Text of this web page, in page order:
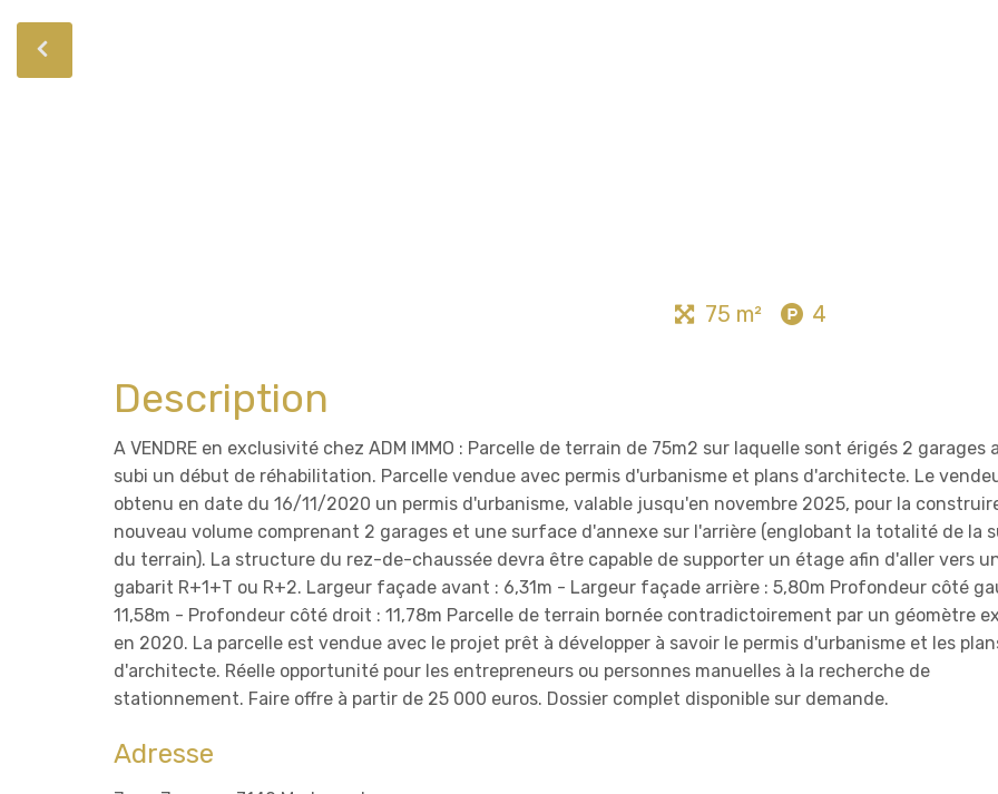
75 m² 4
Description
A VENDRE en exclusivité chez ADM IMMO : Parcelle de terrain de 75m2 sur laquelle sont érigés 2 garages
subi un début de réhabilitation. Parcelle vendue avec permis d'urbanisme et plans d'architecte. Le
obtenu en date du 16/11/2020 un permis d'urbanisme, valable jusqu'en novembre 2025, pour la
nouveau volume comprenant 2 garages et une surface d'annexe sur l'arrière (englobant la totalité de la
du terrain). La structure du rez-de-chaussée devra être capable de supporter un étage afin d'aller vers
gabarit R+1+T ou R+2. Largeur façade avant : 6,31m - Largeur façade arrière : 5,80m Profondeur côté
11,58m - Profondeur côté droit : 11,78m Parcelle de terrain bornée contradictoirement par un géomètre
en 2020. La parcelle est vendue avec le projet prêt à développer à savoir le permis d'urbanisme et les
d'architecte. Réelle opportunité pour les entrepreneurs ou personnes manuelles à la recherche de
stationnement. Faire offre à partir de 25 000 euros. Dossier complet disponible sur demande.
Adresse